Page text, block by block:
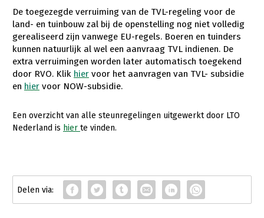
Natuur, klimaat en energie
Bodem en water
Platteland en omgeving
Mens, ondernemerschap en onderwijs
Sectoren
Geitenhouderij
Akkerbouw
Multifunctionele landbouw
De toegezegde verruiming van de TVL-regeling voor de
land- en tuinbouw zal bij de openstelling nog niet volledig
gerealiseerd zijn vanwege EU-regels. Boeren en tuinders
kunnen natuurlijk al wel een aanvraag TVL indienen. De
extra verruimingen worden later automatisch toegekend
door RVO. Klik hier voor het aanvragen van TVL- subsidie
en hier voor NOW-subsidie.
Een overzicht van alle steunregelingen uitgewerkt door LTO
Nederland is hier te vinden.